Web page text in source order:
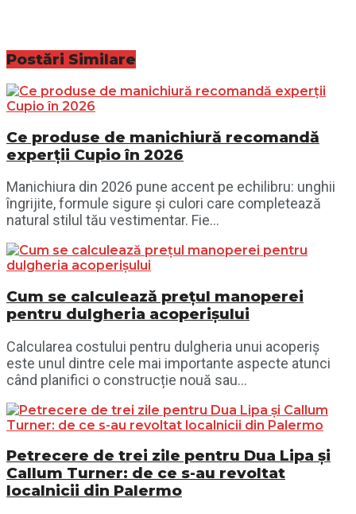
Postări Similare
Ce produse de manichiură recomandă
experții Cupio în 2026
Manichiura din 2026 pune accent pe echilibru: unghii
îngrijite, formule sigure și culori care completează
natural stilul tău vestimentar. Fie...
Cum se calculează prețul manoperei
pentru dulgheria acoperișului
Calcularea costului pentru dulgheria unui acoperiș
este unul dintre cele mai importante aspecte atunci
când planifici o construcție nouă sau...
Petrecere de trei zile pentru Dua Lipa și
Callum Turner: de ce s-au revoltat
localnicii din Palermo